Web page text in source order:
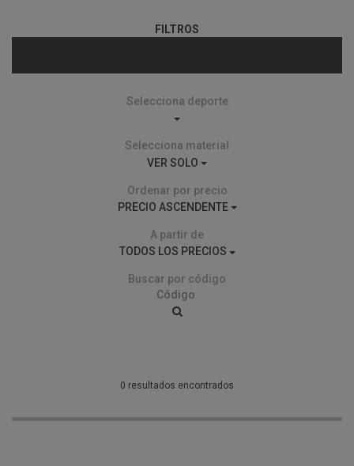
FILTROS
Selecciona deporte
Selecciona material
VER SOLO
Ordenar por precio
PRECIO ASCENDENTE
A partir de
TODOS LOS PRECIOS
Buscar por código
0 resultados encontrados